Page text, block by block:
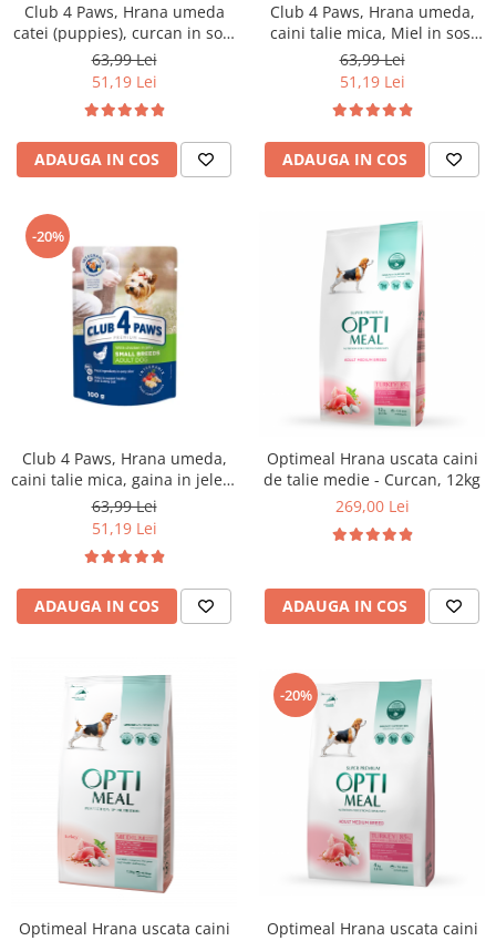
Club 4 Paws, Hrana umeda
catei (puppies), curcan in sos,
set 24x100g
63,99 Lei
51,19 Lei
ADAUGA IN COS
Club 4 Paws, Hrana umeda,
caini talie mica, Miel in sos,
set 24x100g
63,99 Lei
51,19 Lei
ADAUGA IN COS
-20%
Club 4 Paws, Hrana umeda,
caini talie mica, gaina in jeleu,
set 24x100g
63,99 Lei
51,19 Lei
ADAUGA IN COS
Optimeal Hrana uscata caini
de talie medie - Curcan, 12kg
269,00 Lei
ADAUGA IN COS
Optimeal Hrana uscata caini
-20%
Optimeal Hrana uscata caini